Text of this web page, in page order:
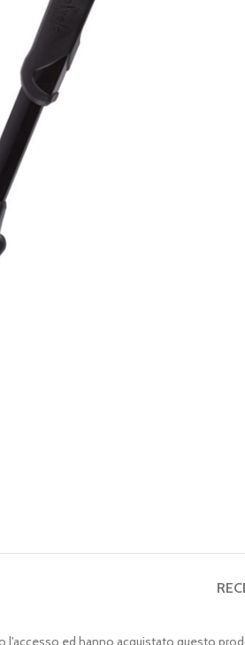
ed hanno acquistato questo